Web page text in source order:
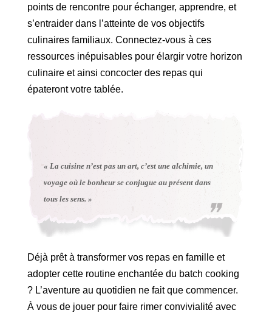
points de rencontre pour échanger, apprendre, et
s’entraider dans l’atteinte de vos objectifs
culinaires familiaux. Connectez-vous à ces
ressources inépuisables pour élargir votre horizon
culinaire et ainsi concocter des repas qui
épateront votre tablée.
« La cuisine n’est pas un art, c’est une alchimie, un
voyage où le bonheur se conjugue au présent dans
tous les sens. »
Déjà prêt à transformer vos repas en famille et
adopter cette routine enchantée du batch cooking
? L’aventure au quotidien ne fait que commencer.
À vous de jouer pour faire rimer convivialité avec